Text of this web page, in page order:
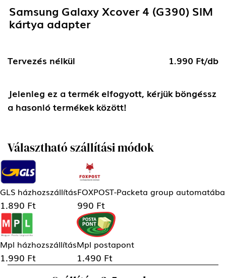
Samsung Galaxy Xcover 4 (G390) SIM
kártya adapter
Tervezés nélkül 1.990 Ft/db
Jelenleg ez a termék elfogyott, kérjük böngéssz
a hasonló termékek között!
Választható szállítási módok
GLS házhozszállítás
1.890 Ft
FOXPOST-Packeta group automatába
990 Ft
Mpl házhozszállítás
1.990 Ft
Mpl postapont
1.490 Ft